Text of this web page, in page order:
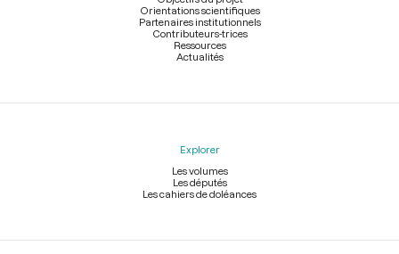
Orientations scientifiques
Partenaires institutionnels
Contributeurs-trices
Ressources
Actualités
Explorer
Les volumes
Les députés
Les cahiers de doléances